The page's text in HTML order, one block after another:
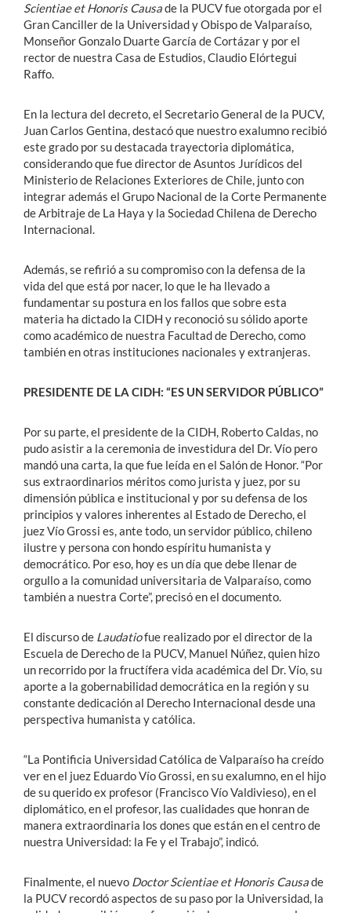
Scientiae et Honoris Causade la PUCV fue otorgada por el
Gran Canciller de la Universidad y Obispo de Valparaíso,
Monseñor Gonzalo Duarte García de Cortázar y por el
rector de nuestra Casa de Estudios, Claudio Elórtegui
Raffo.
En la lectura del decreto, el Secretario General de la PUCV,
Juan Carlos Gentina, destacó que nuestro exalumno recibió
este grado por su destacada trayectoria diplomática,
considerando que fue director de Asuntos Jurídicos del
Ministerio de Relaciones Exteriores de Chile, junto con
integrar además el Grupo Nacional de la Corte Permanente
de Arbitraje de La Haya y la Sociedad Chilena de Derecho
Internacional.
Además, se refirió a su compromiso con la defensa de la
vida del que está por nacer, lo que le ha llevado a
fundamentar su postura en los fallos que sobre esta
materia ha dictado la CIDH y reconoció su sólido aporte
como académico de nuestra Facultad de Derecho, como
también en otras instituciones nacionales y extranjeras.
PRESIDENTE DE LA CIDH: “ES UN SERVIDOR PÚBLICO”
Por su parte, el presidente de la CIDH, Roberto Caldas, no
pudo asistir a la ceremonia de investidura del Dr. Vío pero
mandó una carta, la que fue leída en el Salón de Honor. “Por
sus extraordinarios méritos como jurista y juez, por su
dimensión pública e institucional y por su defensa de los
principios y valores inherentes al Estado de Derecho, el
juez Vío Grossi es, ante todo, un servidor público, chileno
ilustre y persona con hondo espíritu humanista y
democrático. Por eso, hoy es un día que debe llenar de
orgullo a la comunidad universitaria de Valparaíso, como
también a nuestra Corte”, precisó en el documento.
El discurso de Laudatiofue realizado por el director de la
Escuela de Derecho de la PUCV, Manuel Núñez, quien hizo
un recorrido por la fructífera vida académica del Dr. Vío, su
aporte a la gobernabilidad democrática en la región y su
constante dedicación al Derecho Internacional desde una
perspectiva humanista y católica.
“La Pontificia Universidad Católica de Valparaíso ha creído
ver en el juez Eduardo Vío Grossi, en su exalumno, en el hijo
de su querido ex profesor (Francisco Vío Valdivieso), en el
diplomático, en el profesor, las cualidades que honran de
manera extraordinaria los dones que están en el centro de
nuestra Universidad: la Fe y el Trabajo”, indicó.
Finalmente, el nuevo Doctor Scientiae et Honoris Causade
la PUCV recordó aspectos de su paso por la Universidad, la